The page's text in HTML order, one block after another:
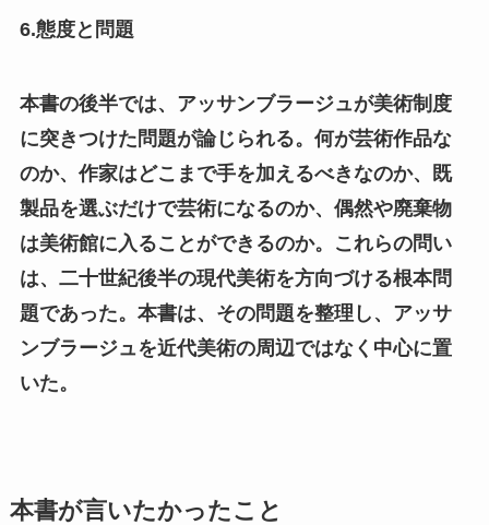
6.態度と問題
本書の後半では、アッサンブラージュが美術制度
に突きつけた問題が論じられる。何が芸術作品な
のか、作家はどこまで手を加えるべきなのか、既
製品を選ぶだけで芸術になるのか、偶然や廃棄物
は美術館に入ることができるのか。これらの問い
は、二十世紀後半の現代美術を方向づける根本問
題であった。本書は、その問題を整理し、アッサ
ンブラージュを近代美術の周辺ではなく中心に置
いた。
本書が言いたかったこと